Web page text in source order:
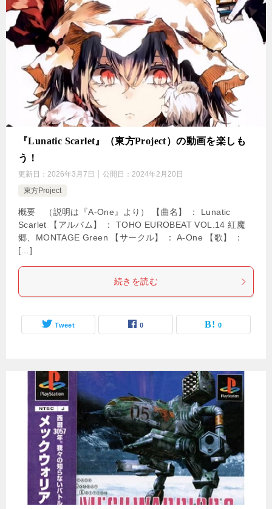
『Lunatic Scarlet』（東方Project）の動画を楽しも
う！
更新日： 2026年3月7日 公開日： 2024年2月20日
東方Project
概要 （説明は『A-One』より） 【曲名】 ： Lunatic
Scarlet 【アルバム】 ： TOHO EUROBEAT VOL.14 紅魔
郷、MONTAGE Green 【サークル】 ： A-One 【歌】 ：
[…]
続きを読む
Tweet 0 0